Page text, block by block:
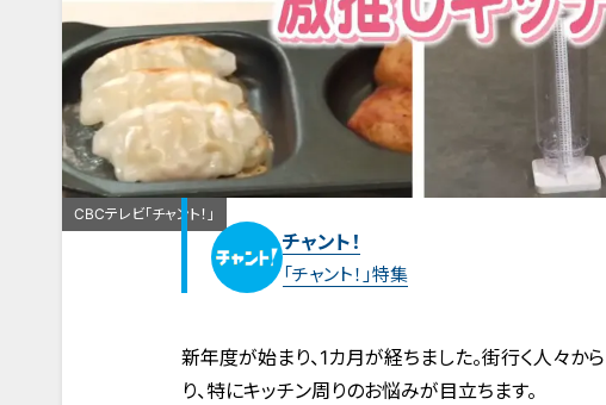
CBCテレビ「チャント！」
チャント！
「チャント！」特集
新年度が始まり、1カ月が経ちました。街行く人々か
り、特にキッチン周りのお悩みが目立ちます。